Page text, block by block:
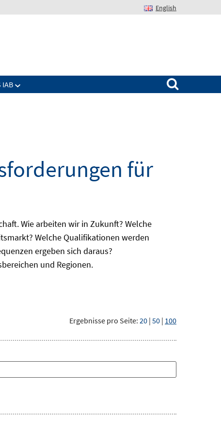
English
IAB
Suchen nach:
für
Wie arbeiten wir in Zukunft? Welche
Welche Qualifikationen werden
ergeben sich daraus?
und Regionen.
Ergebnisse pro Seite: 20 | 50 | 100